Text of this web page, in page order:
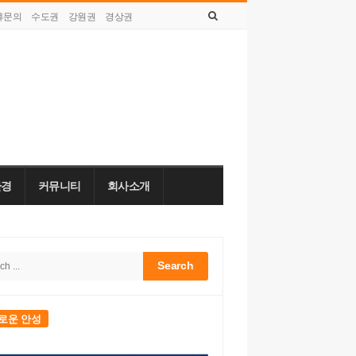
문의 수도권 강원권
경상권
커뮤니티 회사소개
운 안성